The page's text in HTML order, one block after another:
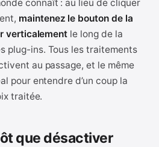
connaît : au lieu de cliquer
maintenez le bouton de la
verticalement le long de la
plug-ins. Tous les traitements
au passage, et le même
pour entendre d’un coup la
traitée.
que désactiver